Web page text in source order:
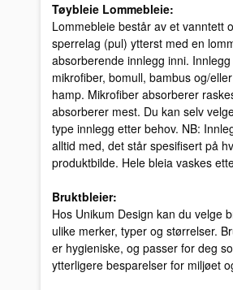
Tøybleie Lommebleie:
Lommebleie består av et vanntett
sperrelag (pul) ytterst med en
absorberende innlegg inni.
mikrofiber, bomull, bambus og/eller
hamp. Mikrofiber absorberer
absorberer mest. Du kan selv
type innlegg etter behov. NB:
alltid med, det står spesifisert på
produktbilde. Hele bleia vaskes
Bruktbleier:
Hos Unikum Design kan du velge
ulike merker, typer og størrelser.
er hygieniske, og passer for deg
ytterligere besparelser for miljøet